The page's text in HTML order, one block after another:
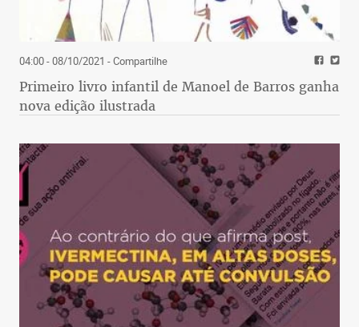
04:00 - 08/10/2021 - Compartilhe
Primeiro livro infantil de Manoel de Barros ganha
nova edição ilustrada